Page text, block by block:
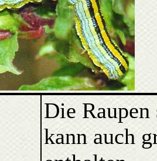
Die
kann auch